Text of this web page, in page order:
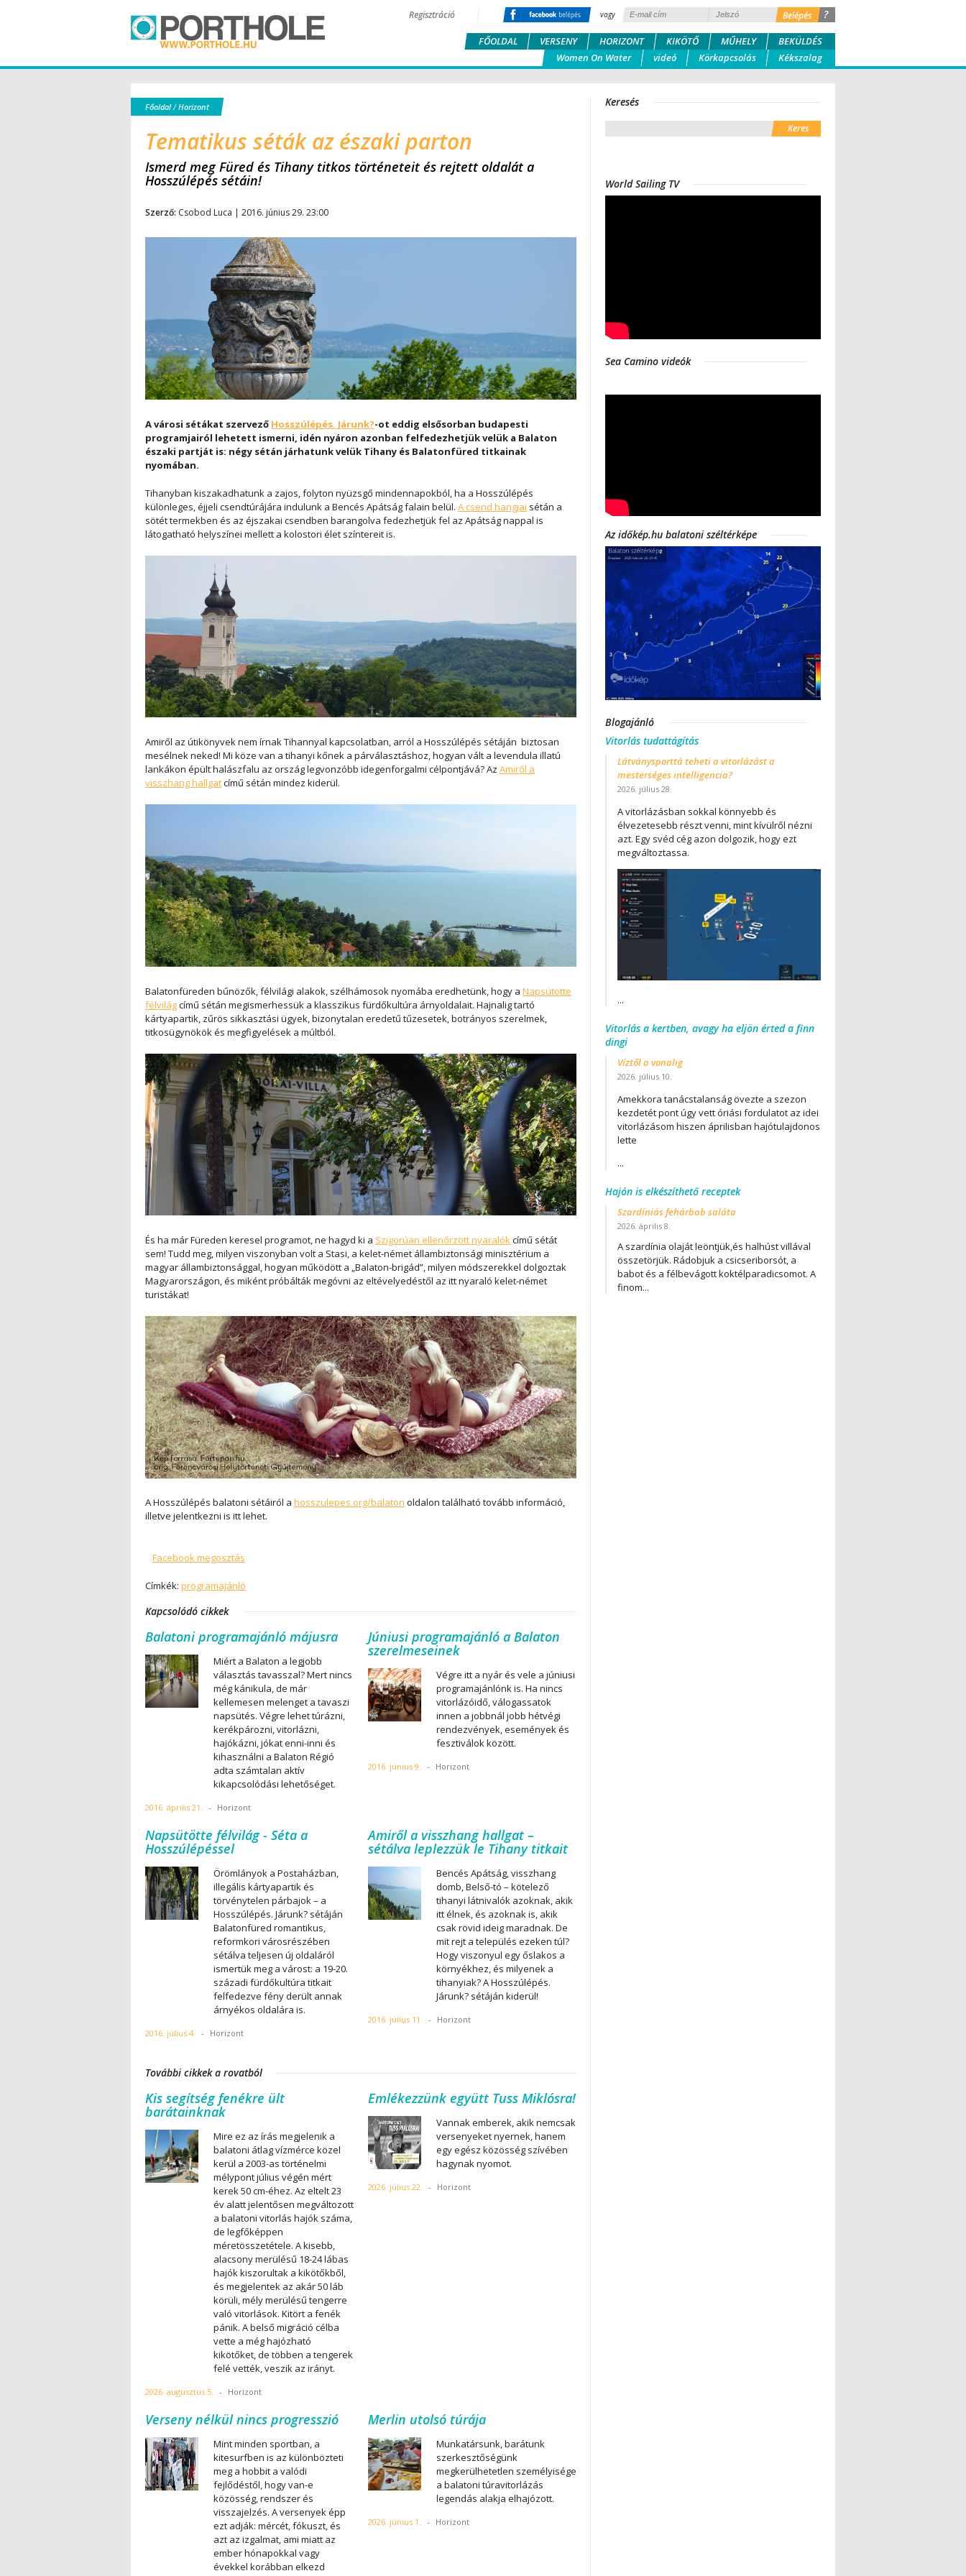
?
vagy
Regisztráció
FŐOLDAL VERSENY HORIZONT KIKÖTŐ MŰHELY
BEKÜLDÉS
Women On Water
videó Körkapcsolás Kékszalag
Főoldal/Horizont
Tematikus séták az északi parton
Ismerd meg Füred és Tihany titkos történeteit és rejtett oldalát a
Hosszúlépés sétáin!
Szerző: Csobod Luca | 2016. június 29. 23:00
A városi sétákat szervező Hosszúlépés. Járunk?-ot eddig elsősorban budapesti
programjairól lehetett ismerni, idén nyáron azonban felfedezhetjük velük a Balaton
északi partját is: négy sétán járhatunk velük Tihany és Balatonfüred titkainak
nyomában.
Tihanyban kiszakadhatunk a zajos, folyton nyüzsgő mindennapokból, ha a Hosszúlépés
különleges, éjjeli csendtúrájára indulunk a Bencés Apátság falain belül. A csend hangjai sétán a
sötét termekben és az éjszakai csendben barangolva fedezhetjük fel az Apátság nappal is
látogatható helyszínei mellett a kolostori élet színtereit is.
Amiről az útikönyvek nem írnak Tihannyal kapcsolatban, arról a Hosszúlépés sétáján biztosan
mesélnek neked! Mi köze van a tihanyi kőnek a párválasztáshoz, hogyan vált a levendula illatú
lankákon épült halászfalu az ország legvonzóbb idegenforgalmi célpontjává? Az Amiről a
visszhang hallgatcímű sétán mindez kiderül.
Balatonfüreden bűnözők, félvilági alakok, szélhámosok nyomába eredhetünk, hogy a Napsütötte
félvilágcímű sétán megismerhessük a klasszikus fürdőkultúra árnyoldalait. Hajnalig tartó
kártyapartik, zűrös sikkasztási ügyek, bizonytalan eredetű tűzesetek, botrányos szerelmek,
titkosügynökök és megfigyelések a múltból.
És ha már Füreden keresel programot, ne hagyd ki a Szigorúan ellenőrzött nyaralókcímű sétát
sem! Tudd meg, milyen viszonyban volt a Stasi, a kelet-német állambiztonsági minisztérium a
magyar állambiztonsággal, hogyan működött a „Balaton-brigád”, milyen módszerekkel dolgoztak
Magyarországon, és miként próbálták megóvni az eltévelyedéstől az itt nyaraló kelet-német
turistákat!
A Hosszúlépés balatoni sétáiról a hosszulepes.org/balaton oldalon található tovább információ,
illetve jelentkezni is itt lehet.
Facebook megosztás
Címkék: programajánló
Kapcsolódó cikkek
Balatoni programajánló májusra
Miért a Balaton a legjobb
választás tavasszal? Mert nincs
még kánikula, de már
kellemesen melenget a tavaszi
napsütés. Végre lehet túrázni,
kerékpározni, vitorlázni,
hajókázni, jókat enni-inni és
kihasználni a Balaton Régió
adta számtalan aktív
kikapcsolódási lehetőséget.
2016. április 21. - Horizont
Júniusi programajánló a Balaton
szerelmeseinek
Végre itt a nyár és vele a júniusi
programajánlónk is. Ha nincs
vitorlázóidő, válogassatok
innen a jobbnál jobb hétvégi
rendezvények, események és
fesztiválok között.
2016. június 9. - Horizont
Napsütötte félvilág - Séta a
Hosszúlépéssel
Örömlányok a Postaházban,
illegális kártyapartik és
törvénytelen párbajok – a
Hosszúlépés. Járunk? sétáján
Balatonfüred romantikus,
reformkori városrészében
sétálva teljesen új oldaláról
ismertük meg a várost: a 19-20.
századi fürdőkultúra titkait
felfedezve fény derült annak
árnyékos oldalára is.
2016. július 4. - Horizont
Amiről a visszhang hallgat –
sétálva leplezzük le Tihany titkait
Bencés Apátság, visszhang
domb, Belső-tó – kötelező
tihanyi látnivalók azoknak, akik
itt élnek, és azoknak is, akik
csak rövid ideig maradnak. De
mit rejt a település ezeken túl?
Hogy viszonyul egy őslakos a
környékhez, és milyenek a
tihanyiak? A Hosszúlépés.
Járunk? sétáján kiderül!
2016. július 11. - Horizont
További cikkek a rovatból
Kis segítség fenékre ült
barátainknak
Mire ez az írás megjelenik a
balatoni átlag vízmérce közel
kerül a 2003-as történelmi
mélypont július végén mért
kerek 50 cm-éhez. Az eltelt 23
év alatt jelentősen megváltozott
a balatoni vitorlás hajók száma,
de legfőképpen
méretösszetétele. A kisebb,
alacsony merülésű 18-24 lábas
hajók kiszorultak a kikötőkből,
és megjelentek az akár 50 láb
körüli, mély merülésű tengerre
való vitorlások. Kitört a fenék
pánik. A belső migráció célba
vette a még hajózható
kikötőket, de többen a tengerek
felé vették, veszik az irányt.
2026. augusztus 5. - Horizont
Emlékezzünk együtt Tuss Miklósra!
Vannak emberek, akik nemcsak
versenyeket nyernek, hanem
egy egész közösség szívében
hagynak nyomot.
2026. július 22. - Horizont
Verseny nélkül nincs progresszió
Mint minden sportban, a
kitesurfben is az különbözteti
meg a hobbit a valódi
fejlődéstől, hogy van-e
közösség, rendszer és
visszajelzés. A versenyek épp
ezt adják: mércét, fókuszt, és
azt az izgalmat, ami miatt az
ember hónapokkal vagy
évekkel korábban elkezd
Merlin utolsó túrája
Munkatársunk, barátunk
szerkesztőségünk
megkerülhetetlen személyisége
a balatoni túravitorlázás
legendás alakja elhajózott.
2026. június 1. - Horizont
Keresés
World Sailing TV
Sea Camino videók
Az időkép.hu balatoni széltérképe
Blogajánló
Vitorlás tudattágítás
Látványsporttá teheti a vitorlázást a
mesterséges intelligencia?
2026. július 28.
A vitorlázásban sokkal könnyebb és
élvezetesebb részt venni, mint kívülről nézni
azt. Egy svéd cég azon dolgozik, hogy ezt
megváltoztassa.
...
Vitorlás a kertben, avagy ha eljön érted a finn
dingi
Víztől a vonalig
2026. július 10.
Amekkora tanácstalanság övezte a szezon
kezdetét pont úgy vett óriási fordulatot az idei
vitorlázásom hiszen áprilisban hajótulajdonos
lette
...
Hajón is elkészíthető receptek
Szardíniás fehárbab saláta
2026. április 8.
A szardínia olaját leöntjük,és halhúst villával
összetörjük. Rádobjuk a csicseriborsót, a
babot és a félbevágott koktélparadicsomot. A
finom...